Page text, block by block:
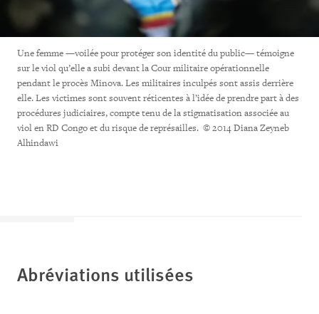
Une femme —voilée pour protéger son identité du public— témoigne
sur le viol qu’elle a subi devant la Cour militaire opérationnelle
pendant le procès Minova. Les militaires inculpés sont assis derrière
elle. Les victimes sont souvent réticentes à l’idée de prendre part à des
procédures judiciaires, compte tenu de la stigmatisation associée au
viol en RD Congo et du risque de représailles. © 2014 Diana Zeyneb
Alhindawi
Abréviations utilisées